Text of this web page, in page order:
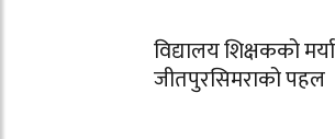
विद्यालय शिक्षकको
जीतपुरसिमराको पहल